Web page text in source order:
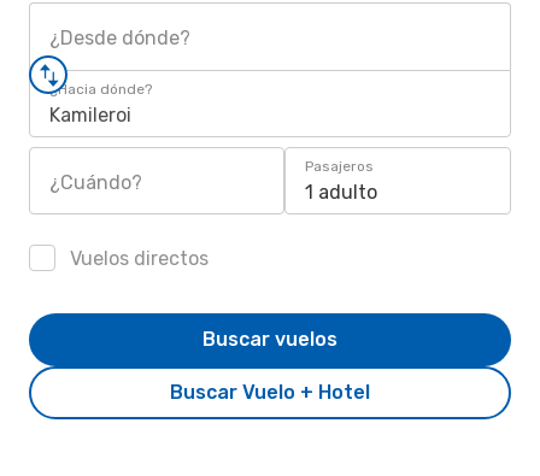
¿Desde dónde?
¿Hacia dónde?
Kamileroi
¿Cuándo?
Pasajeros
1 adulto
Vuelos directos
Buscar Vuelo + Hotel
Buscar vuelos